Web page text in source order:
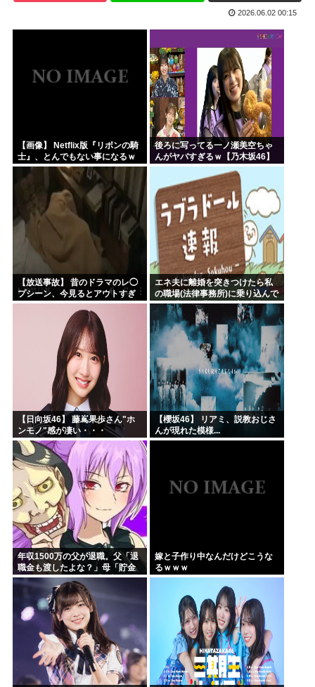
韓国人「韓国サッカー協会が行った国際試合の性的接待の全容...
安倍昭恵「なんで安倍晋三が殺されたのか今でもわからない」
中国が対米ドローン規制強化して世界が騒然！←「事実上の禁...
海外「日本なんて行くんじゃなかった…」 日本を知ってしま...
クルド人問題を訴えてきた河合ゆうすけ、埼玉県知事選挙に立...
2026.06.02 00:15
【画像】 Netflix版『リボンの騎
士』、とんでもない事になるｗ
ｗｗｗｗ
後ろに写ってる一ノ瀬美空ちゃ
んがヤバすぎるｗ【乃木坂46】
【放送事故】 昔のドラマのレ◯
プシーン、今見るとアウトすぎ
る・・・
エネ夫に離婚を突きつけたら私
の職場(法律事務所)に乗り込んで
きた 堂々と「離婚の法律相談で
す。母の薦めでこちらに参りま
した」と言っているが、...
【日向坂46】 藤嶌果歩さん"ホ
ンモノ"感が凄い・・・
【櫻坂46】 リアミ、説教おじさ
んが現れた模様...
年収1500万の父が退職。父「退
職金も渡したよな？」母「貯金
なんてないよー」父「全部なく
なったの！？」→予想外の返事
に家族騒然となり…
嫁と子作り中なんだけどこうな
るｗｗｗ